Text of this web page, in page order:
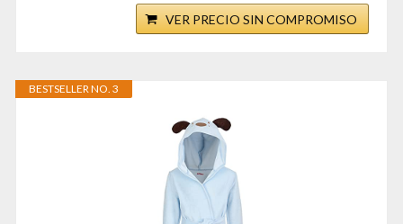
VER PRECIO SIN COMPROMISO
BESTSELLER NO. 3